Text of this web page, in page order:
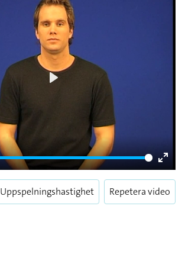
Enter
Uppspelningshastighet Repetera video